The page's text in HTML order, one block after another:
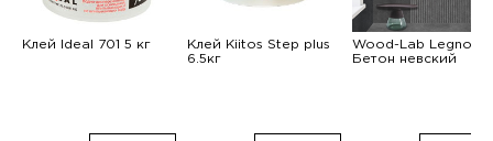
Клей Ideal 701 5 кг
Клей Kiitos Step plus
6.5кг
Wood-Lab Legno
Бетон невский